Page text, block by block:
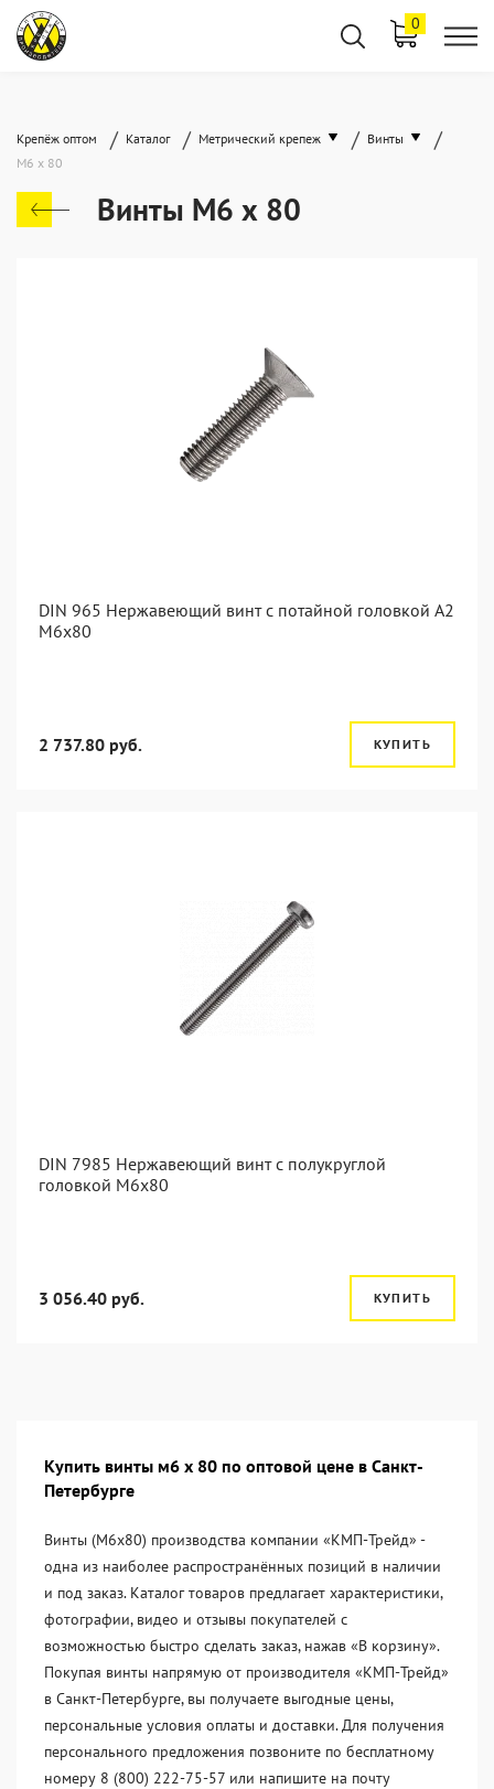
0
Крепёж оптом / Каталог / Метрический крепеж / Винты /
М6 х 80
Винты М6 х 80
DIN 965 Нержавеющий винт с потайной головкой А2
М6x80
2 737.80 руб. КУПИТЬ
DIN 7985 Нержавеющий винт с полукруглой
головкой М6х80
3 056.40 руб. КУПИТЬ
Купить винты м6 х 80 по оптовой цене в Санкт-
Петербурге
Винты (М6х80) производства компании «KМП-Трейд» -
одна из наиболее распространённых позиций в наличии
и под заказ. Каталог товаров предлагает характеристики,
фотографии, видео и отзывы покупателей с
возможностью быстро сделать заказ, нажав «В корзину».
Покупая винты напрямую от производителя «KМП-Трейд»
в Санкт-Петербурге, вы получаете выгодные цены,
персональные условия оплаты и доставки. Для получения
персонального предложения позвоните по бесплатному
номеру 8 (800) 222-75-57 или напишите на почту